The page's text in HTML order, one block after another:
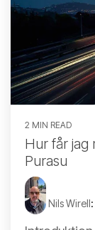
2 MIN READ
Hur får jag
Purasu
Nils Wirell: